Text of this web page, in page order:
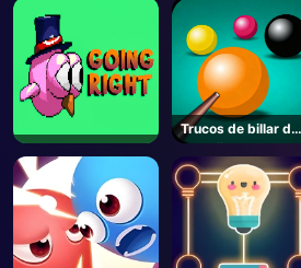
Trucos de billar de
la mafia